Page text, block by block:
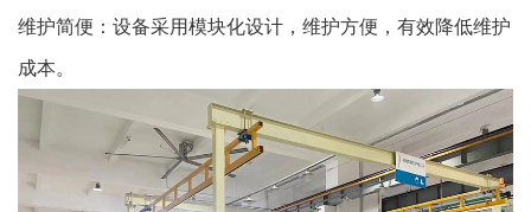
维护简便：设备采用模块化设计，维护方便，有效降低维护
成本。